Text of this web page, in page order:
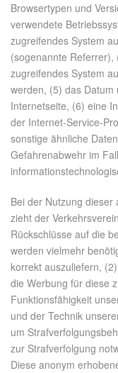
Browsertypen und
verwendete
zugreifendes System
(sogenannte
zugreifendes System
werden, (5) das Datum
Internetseite, (6) eine
der Internet-Service-
sonstige ähnliche
Gefahrenabwehr im
Bei der Nutzung
zieht der
Rückschlüsse auf die
werden vielmehr
korrekt auszuliefern,
die Werbung für diese
Funktionsfähigkeit
und der Technik
um
zur Strafverfolgung
Diese anonym